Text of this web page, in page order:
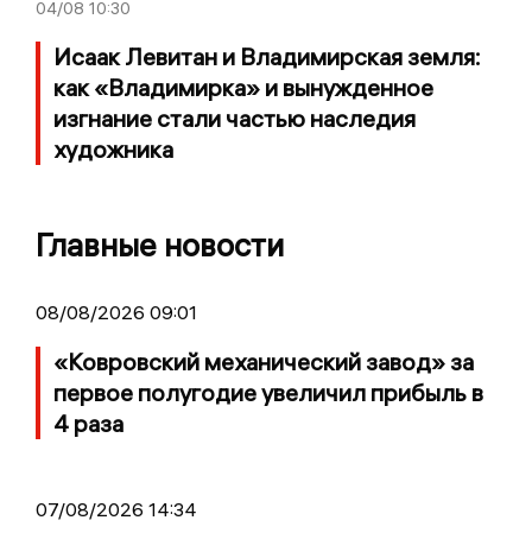
04/08 10:30
Исаак Левитан и Владимирская земля:
как «Владимирка» и вынужденное
изгнание стали частью наследия
художника
Главные новости
08/08/2026 09:01
«Ковровский механический завод» за
первое полугодие увеличил прибыль в
4 раза
07/08/2026 14:34